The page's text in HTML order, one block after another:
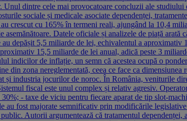
dintre cele mai provocatoare concluzii ale studiului
sociale și medicale asociate dependenței,
cu 165% în termeni reali, ajungând la 10,4
Datele oficiale și analizele de piață
depășit 5,5 miliarde de lei, echivalentul a aproximativ
15,5 miliarde de lei anual, adică peste 3
indicilor de inflație, un semn că acestea ocupă o
din zona nereglementată, ceea ce face ca
și industria jocurilor de noroc. În România, veniturile
fiscal este unul complex și relativ agresiv.
- taxe de viciu pentru fiecare aparat de tip slot-
au fost majorate semnificativ prin modificările
Autorii argumentează că tratamentul